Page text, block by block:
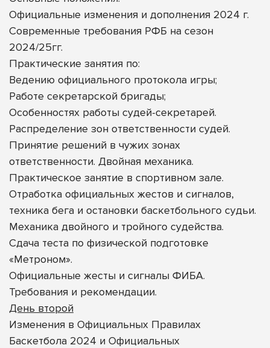
Официальные изменения и дополнения 2024 г.
Современные требования РФБ на сезон
2024/25гг.
Практические занятия по:
Ведению официального протокола игры;
Работе секретарской бригады;
Особенностях работы судей-секретарей.
Распределение зон ответственности судей.
Принятие решений в чужих зонах
ответственности. Двойная механика.
Практическое занятие в спортивном зале.
Отработка официальных жестов и сигналов,
техника бега и остановки баскетбольного судьи.
Механика двойного и тройного судейства.
Сдача теста по физической подготовке
«Метроном».
Официальные жесты и сигналы ФИБА.
Требования и рекомендации.
День второй
Изменения в Официальных Правилах
Баскетбола 2024 и Официальных